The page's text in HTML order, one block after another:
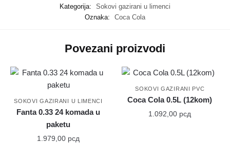
Kategorija:
Sokovi gazirani u limenci
Oznaka:
Coca Cola
Povezani proizvodi
SOKOVI GAZIRANI U LIMENCI
Fanta 0.33 24 komada u
paketu
1.979,00 рсд
SOKOVI GAZIRANI PVC
Coca Cola 0.5L (12kom)
1.092,00 рсд